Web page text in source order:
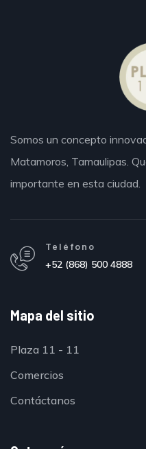
Somos un concepto
Matamoros, Tamaulipas.
importante en esta ciudad.
Teléfono
+52 (868) 500 4888
Mapa del sitio
Plaza 11 - 11
Comercios
Contáctanos